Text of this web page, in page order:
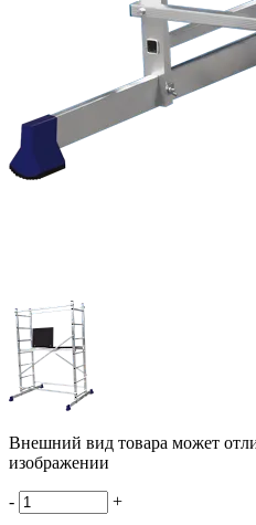
Внешний вид товара может
изображении
- +